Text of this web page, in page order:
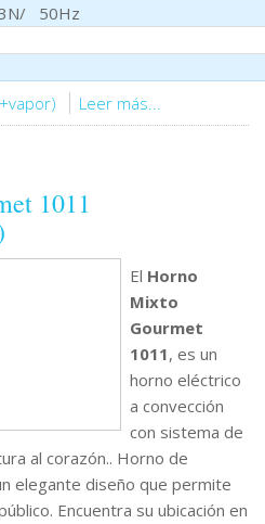
50Hz
Leer más...
1011
El Horno
Mixto
Gourmet
1011, es un
horno eléctrico
a convección
con sistema de
al corazón.. Horno de
elegante diseño que permite
Encuentra su ubicación en